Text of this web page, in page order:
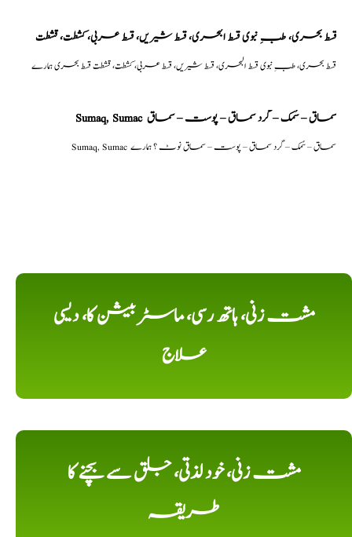
قسط بحری، طبِ نبوی قسط البحری، قسط شیریں، قسط عربی، كشطت، قشطت
قسط بحری، طبِ نبوی قسط البحری، قسط شیریں، قسط عربی، كشطت، قشطت قسط بحری ہمارے
Sumaq, Sumac سماق – سُمک – گرد سماق – پوست – سماق
Sumaq, Sumac سماق – سُمک – گرد سماق – پوست – سماق نوٹ ؟ ہمارے
مشت زنی، ہاتھ رسی، ماسٹر بیشن کا، دیسی
علاج
مشت زنی، خود لذتی، جلق سے بچنے کا
طریقہ